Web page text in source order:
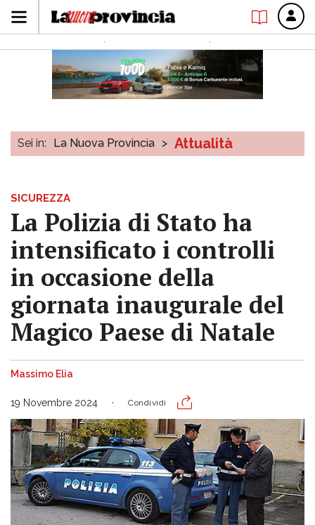
Sei in: La Nuova Provincia > Attualità
SICUREZZA
La Polizia di Stato ha
intensificato i controlli
in occasione della
giornata inaugurale del
Magico Paese di Natale
Massimo Elia
19 Novembre 2024 Condividi